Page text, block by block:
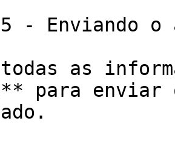
- Enviando o
todas as
para enviar